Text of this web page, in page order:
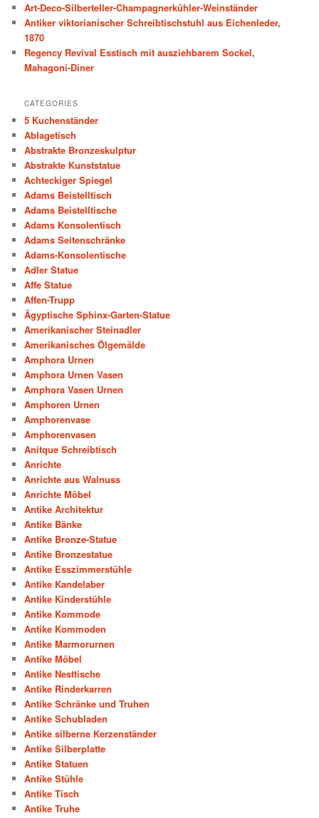
h
Art-Deco-Silberteller-Champagnerkühler-Weinständer
Antiker viktorianischer Schreibtischstuhl aus Eichenleder,
1870
Regency Revival Esstisch mit ausziehbarem Sockel,
Mahagoni-Diner
CATEGORIES
5 Kuchenständer
Ablagetisch
Abstrakte Bronzeskulptur
Abstrakte Kunststatue
Achteckiger Spiegel
Adams Beistelltisch
Adams Beistelltische
Adams Konsolentisch
Adams Seitenschränke
Adams-Konsolentische
Adler Statue
Affe Statue
Affen-Trupp
Ägyptische Sphinx-Garten-Statue
Amerikanischer Steinadler
Amerikanisches Ölgemälde
Amphora Urnen
Amphora Urnen Vasen
Amphora Vasen Urnen
Amphoren Urnen
Amphorenvase
Amphorenvasen
Anitque Schreibtisch
Anrichte
Anrichte aus Walnuss
Anrichte Möbel
Antike Architektur
Antike Bänke
Antike Bronze-Statue
Antike Bronzestatue
Antike Esszimmerstühle
Antike Kandelaber
Antike Kinderstühle
Antike Kommode
Antike Kommoden
Antike Marmorurnen
Antike Möbel
Antike Nesttische
Antike Rinderkarren
Antike Schränke und Truhen
Antike Schubladen
Antike silberne Kerzenständer
Antike Silberplatte
Antike Statuen
Antike Stühle
Antike Tisch
Antike Truhe